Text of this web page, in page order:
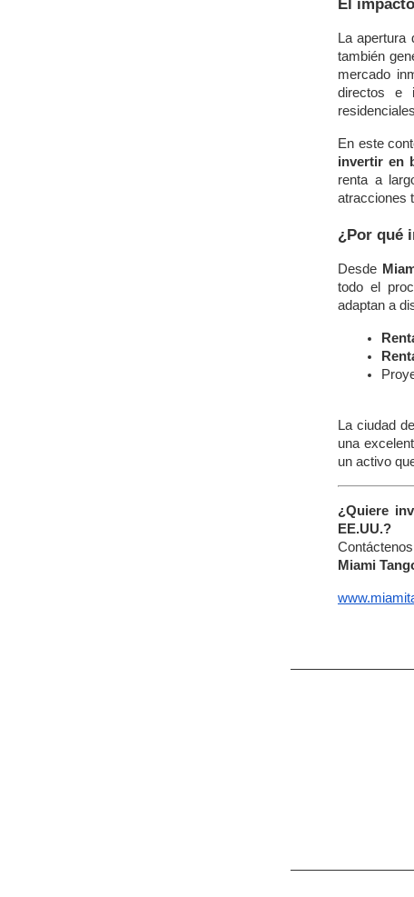
El
La apertura
también
mercado
directos e
En este
invertir en
renta a
atracciones
¿Por qué
Desde
todo el
adaptan a
La ciudad
una
un activo
¿Quiere
EE.UU.?
Miami